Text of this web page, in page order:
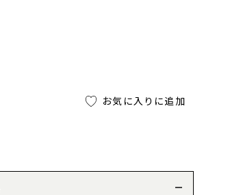
お気に入りに追加